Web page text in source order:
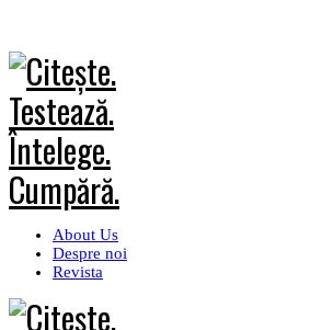
About Us
Despre noi
Revista